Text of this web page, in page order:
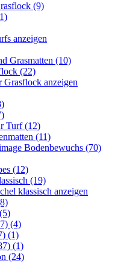
(9)
anzeigen
Grasmatten (10)
(22)
Grasflock anzeigen
Turf (12)
(11)
Bodenbewuchs (70)
(12)
(19)
klassisch anzeigen
(4)
(1)
(1)
(24)